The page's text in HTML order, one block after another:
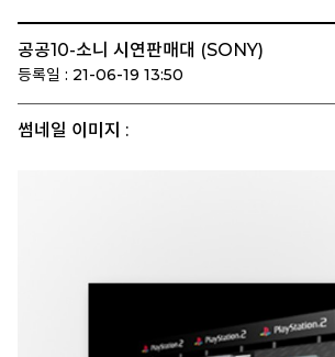
공공10-소니 시연판매대 (SONY)
등록일 : 21-06-19 13:50
썸네일 이미지 :